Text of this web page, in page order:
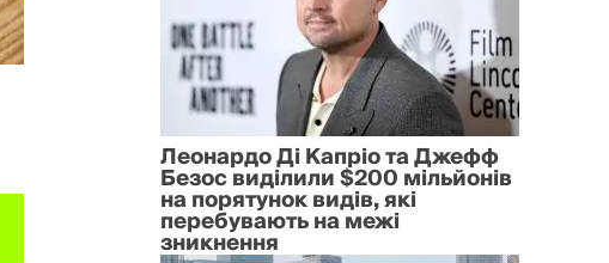
Леонардо Ді Капріо та Джефф
Безос виділили $200 мільйонів
на порятунок видів, які
перебувають на межі
зникнення